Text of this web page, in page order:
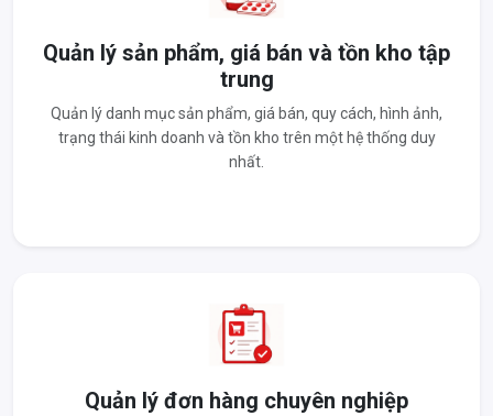
Quản lý sản phẩm, giá bán và tồn kho tập
trung
Quản lý danh mục sản phẩm, giá bán, quy cách, hình ảnh,
trạng thái kinh doanh và tồn kho trên một hệ thống duy
nhất.
Quản lý đơn hàng chuyên nghiệp